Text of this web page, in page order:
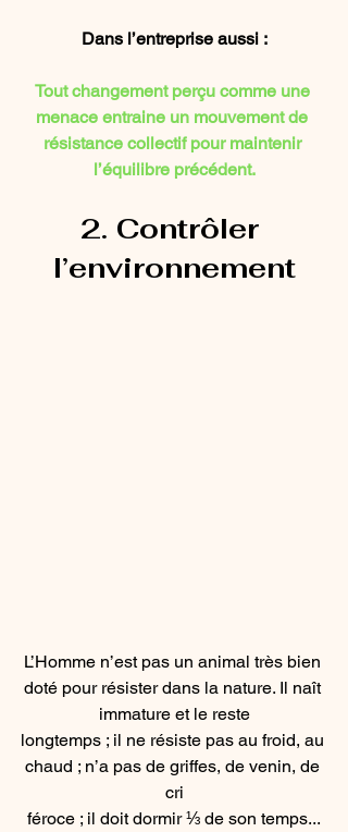
Dans l’entreprise aussi :
Tout changement perçu comme une
menace entraine un mouvement de
résistance collectif pour maintenir
l’équilibre précédent.
2. Contrôler
l’environnement
L’Homme n’est pas un animal très bien
doté pour résister dans la nature. Il naît
immature et le reste
longtemps ; il ne résiste pas au froid, au
chaud ; n’a pas de griffes, de venin, de
cri
féroce ; il doit dormir ⅓ de son temps...